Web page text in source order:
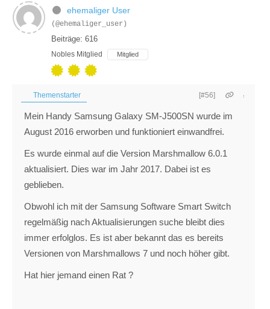
ehemaliger User
(@ehemaliger_user)
Beiträge: 616
Nobles Mitglied Mitglied
Themenstarter [#56]
Mein Handy Samsung Galaxy SM-J500SN wurde im
August 2016 erworben und funktioniert einwandfrei.
Es wurde einmal auf die Version Marshmallow 6.0.1
aktualisiert. Dies war im Jahr 2017. Dabei ist es
geblieben.
Obwohl ich mit der Samsung Software Smart Switch
regelmäßig nach Aktualisierungen suche bleibt dies
immer erfolglos. Es ist aber bekannt das es bereits
Versionen von Marshmallows 7 und noch höher gibt.
Hat hier jemand einen Rat ?